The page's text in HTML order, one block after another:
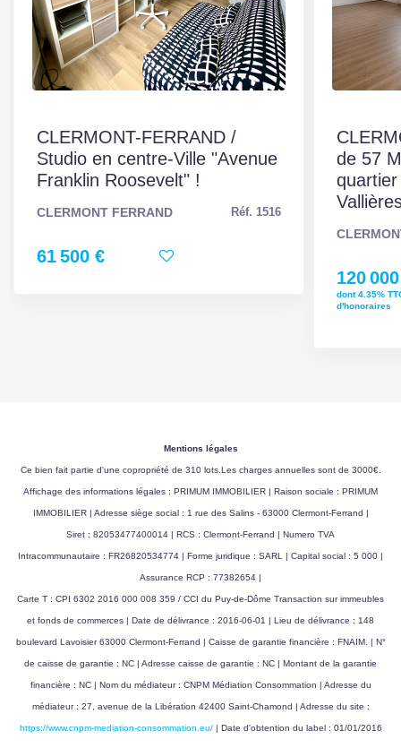
Visiophone Non
Portail électrique Oui
Sous-sol Non
Gardien
Concerné par un Etat
des Risques et
Pollutions (ERP)
Non
Soumis à l'affichage
Oui
Date établissement
Diagnostic
Energétique
03/06/2025
Consommation
énergie primaire
C
CLERMONT-FERRAND /
Studio en centre-Ville "Avenue
Franklin Roosevelt" !
CLERMONT FERRAND Réf. 1516
61 500 €
de 57
120
dont 4.35%
d'honoraires
Mentions légales
Ce bien fait partie d'une copropriété de 310 lots.Les charges annuelles sont de 3000€.
Affichage des informations légales : PRIMUM IMMOBILIER | Raison sociale : PRIMUM
IMMOBILIER | Adresse siège social : 1 rue des Salins - 63000 Clermont-Ferrand |
Siret : 82053477400014 | RCS : Clermont-Ferrand | Numero TVA
Intracommunautaire : FR26820534774 | Forme juridique : SARL | Capital social : 5 000 |
Assurance RCP : 77382654 |
Carte T : CPI 6302 2016 000 008 359 / CCI du Puy-de-Dôme Transaction sur immeubles
et fonds de commerces | Date de délivrance : 2016-06-01 | Lieu de délivrance : 148
boulevard Lavoisier 63000 Clermont-Ferrand | Caisse de garantie financière : FNAIM. | N°
de caisse de garantie : NC | Adresse caisse de garantie : NC | Montant de la garantie
financière : NC | Nom du médiateur : CNPM Médiation Consommation | Adresse du
médiateur : 27, avenue de la Libération 42400 Saint-Chamond | Adresse du site :
https://www.cnpm-mediation-consommation.eu/| Date d'obtention du label : 01/01/2016